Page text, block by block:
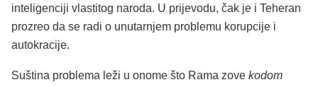
inteligenciji vlastitog naroda. U prijevodu, čak je i Teheran
prozreo da se radi o unutarnjem problemu korupcije i
autokracije.
Suština problema leži u onome što Rama zove kodom